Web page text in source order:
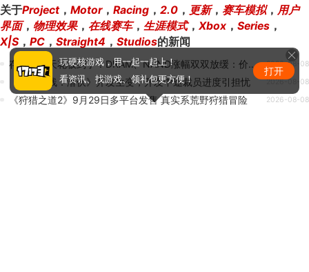
关于Project， Motor， Racing ， 2.0 ， 更新， 赛车模拟， 用户
界面， 物理效果， 在线赛车， 生涯模式， Xbox ， Series ，
X|S， PC ， Straight4 ， Studios的新闻
存储涨价天花板到了！DRAM、NAND涨幅双双放缓：价格上涨空间有限 2026-08-08
《穿越火线：潜伏》开发生变，开发中途裁员进度引担忧 2026-08-08
《狩猎之道2》9月29日多平台发售 真实系荒野狩猎冒险 2026-08-08
玩硬核游戏，用一起一起上！
看资讯、找游戏、领礼包更方便！
打开